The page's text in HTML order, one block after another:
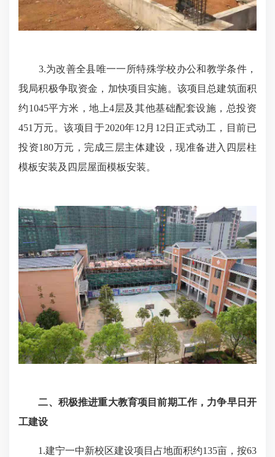
3.为改善全县唯一一所特殊学校办公和教学条件，
我局积极争取资金，加快项目实施。该项目总建筑面积
约1045平方米，地上4层及其他基础配套设施，总投资
451万元。该项目于2020年12月12日正式动工，目前已
投资180万元，完成三层主体建设，现准备进入四层柱
模板安装及四层屋面模板安装。
二、积极推进重大教育项目前期工作，力争早日开
工建设
1.建宁一中新校区建设项目占地面积约135亩，按63